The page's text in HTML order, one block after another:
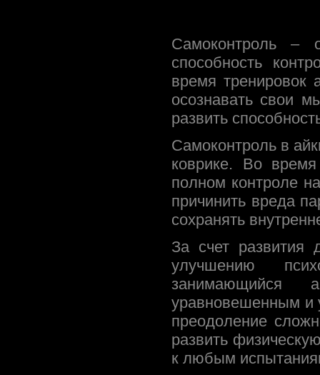
Самоконтроль –
способность
время тренировок
осознавать свои
развить
Самоконтроль в
коврике. Во
полном контроле
причинить вреда
сохранять
За счет развития
улучшению
занимающийся
уравновешенным и
преодоление
развить
к любым